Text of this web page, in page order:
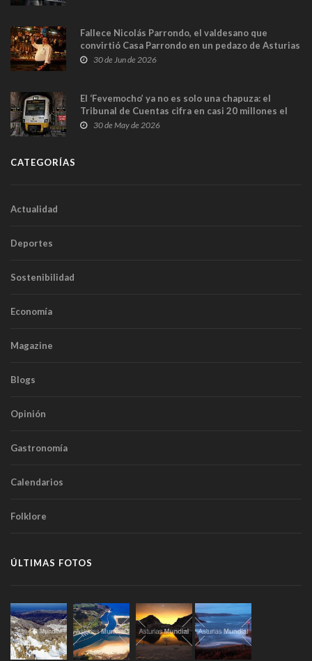
Fallece Nicolás Parrondo, el valdesano que
convirtió Casa Parrondo en un pedazo de Asturias
en Madrid
30 de Jun de 2026
El ‘Fevemocho’ ya no es solo una chapuza: el
Tribunal de Cuentas cifra en casi 20 millones el
sobrecoste de los trenes que no cabían por los
30 de May de 2026
CATEGORÍAS
Actualidad
Deportes
Sostenibilidad
Economía
Magazine
Blogs
Opinión
Gastronomía
Calendarios
Folklore
ÚLTIMAS FOTOS